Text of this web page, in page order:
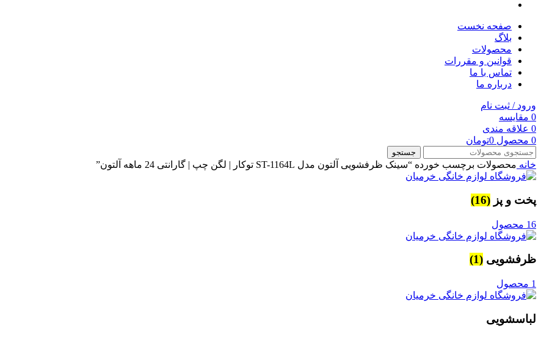
صفحه نخست
بلاگ
محصولات
قوانین و مقررات
تماس با ما
درباره ما
ورود / ثبت نام
0 مقایسه
0 علاقه مندی
0 محصول 0تومان
جستجو
خانه محصولات برچسب خورده “سینک ظرفشویی آلتون مدل ST-1164L توکار | لگن چپ | گارانتی 24 ماهه آلتون”
پخت و پز (16)
16 محصول
ظرفشویی (1)
1 محصول
لباسشویی